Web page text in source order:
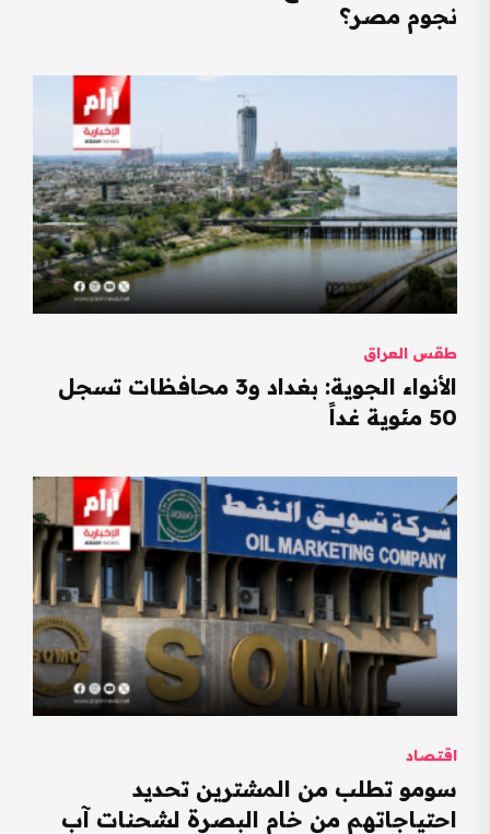
نجوم مصر؟
طقس العراق
الأنواء الجوية: بغداد و3 محافظات تسجل
50 مئوية غداً
اقتصاد
سومو تطلب من المشترين تحديد
احتياجاتهم من خام البصرة لشحنات آب